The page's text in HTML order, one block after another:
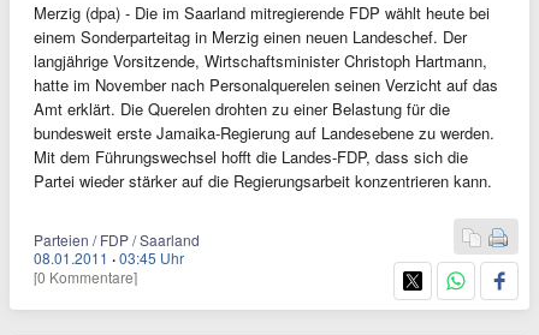
Merzig (dpa) - Die im Saarland mitregierende FDP wählt heute bei
einem Sonderparteitag in Merzig einen neuen Landeschef. Der
langjährige Vorsitzende, Wirtschaftsminister Christoph Hartmann,
hatte im November nach Personalquerelen seinen Verzicht auf das
Amt erklärt. Die Querelen drohten zu einer Belastung für die
bundesweit erste Jamaika-Regierung auf Landesebene zu werden.
Mit dem Führungswechsel hofft die Landes-FDP, dass sich die
Partei wieder stärker auf die Regierungsarbeit konzentrieren kann.
Parteien / FDP / Saarland
08.01.2011 ·03:45 Uhr
[0 Kommentare]